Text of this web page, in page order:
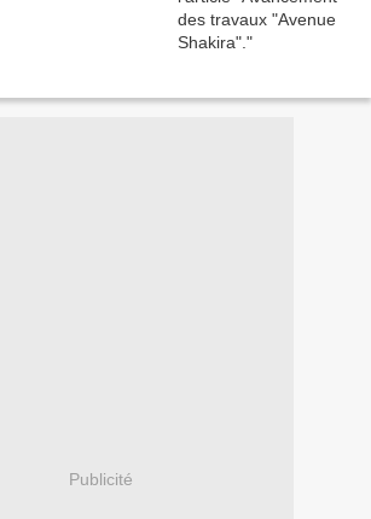
Publicité